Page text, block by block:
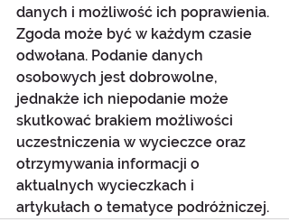
danych i możliwość ich poprawienia.
Zgoda może być w każdym czasie
odwołana. Podanie danych
osobowych jest dobrowolne,
jednakże ich niepodanie może
skutkować brakiem możliwości
uczestniczenia w wycieczce oraz
otrzymywania informacji o
aktualnych wycieczkach i
artykułach o tematyce podróżniczej.